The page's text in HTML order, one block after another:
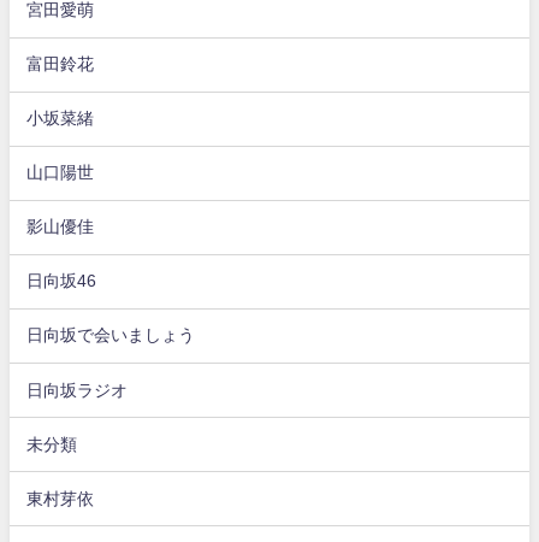
宮田愛萌
富田鈴花
小坂菜緒
山口陽世
影山優佳
日向坂46
日向坂で会いましょう
日向坂ラジオ
未分類
東村芽依